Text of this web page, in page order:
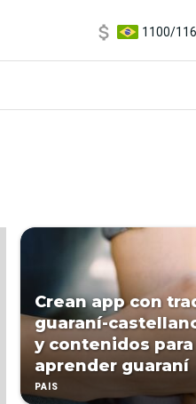
1100/
Crean app con
guaraní-
y contenidos para
aprender guaraní
PAÍS